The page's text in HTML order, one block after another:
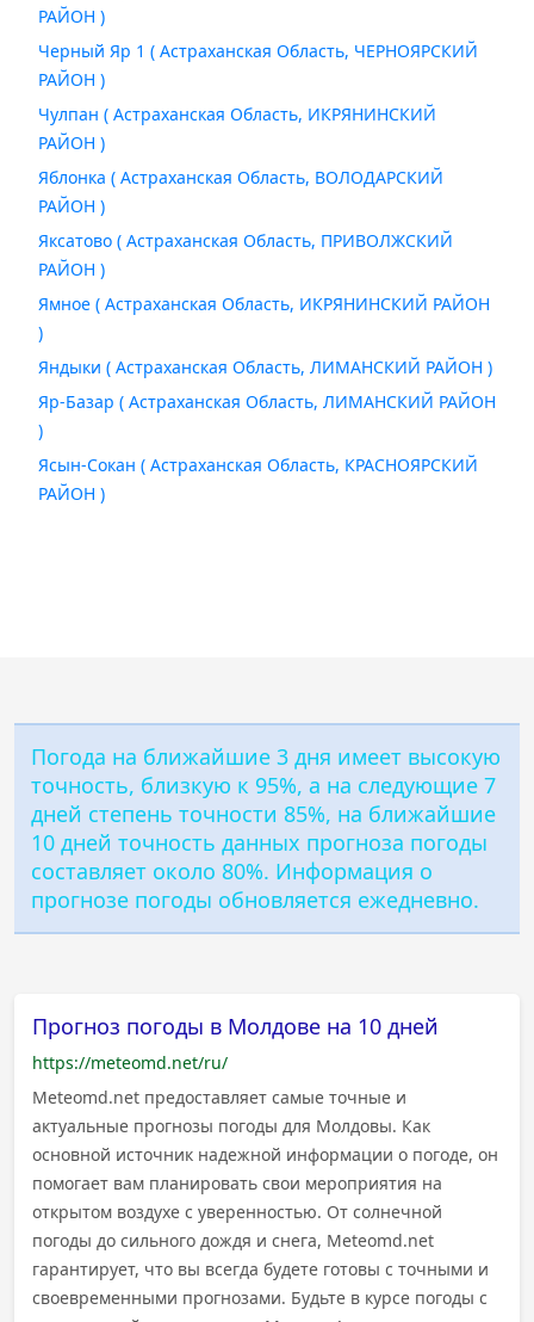
РАЙОН )
Черный Яр 1 ( Астраханская Область, ЧЕРНОЯРСКИЙ
РАЙОН )
Чулпан ( Астраханская Область, ИКРЯНИНСКИЙ
РАЙОН )
Яблонка ( Астраханская Область, ВОЛОДАРСКИЙ
РАЙОН )
Яксатово ( Астраханская Область, ПРИВОЛЖСКИЙ
РАЙОН )
Ямное ( Астраханская Область, ИКРЯНИНСКИЙ РАЙОН
)
Яндыки ( Астраханская Область, ЛИМАНСКИЙ РАЙОН )
Яр-Базар ( Астраханская Область, ЛИМАНСКИЙ РАЙОН
)
Ясын-Сокан ( Астраханская Область, КРАСНОЯРСКИЙ
РАЙОН )
Погода на ближайшие 3 дня имеет высокую
точность, близкую к 95%, а на следующие 7
дней степень точности 85%, на ближайшие
10 дней точность данных прогноза погоды
составляет около 80%. Информация о
прогнозе погоды обновляется ежедневно.
Прогноз погоды в Молдове на 10 дней
https://meteomd.net/ru/
Meteomd.net предоставляет самые точные и
актуальные прогнозы погоды для Молдовы. Как
основной источник надежной информации о погоде, он
помогает вам планировать свои мероприятия на
открытом воздухе с уверенностью. От солнечной
погоды до сильного дождя и снега, Meteomd.net
гарантирует, что вы всегда будете готовы с точными и
своевременными прогнозами. Будьте в курсе погоды с